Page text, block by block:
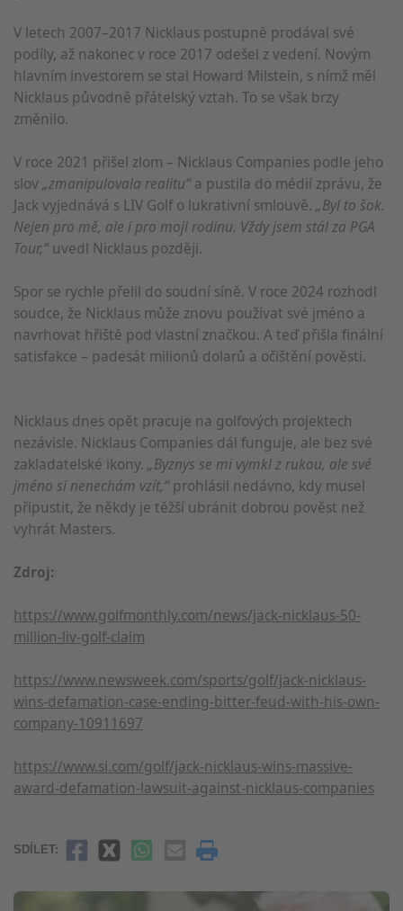
V letech 2007–2017 Nicklaus postupně prodával své
podíly, až nakonec v roce 2017 odešel z vedení. Novým
hlavním investorem se stal Howard Milstein, s nímž měl
Nicklaus původně přátelský vztah. To se však brzy
změnilo.
V roce 2021 přišel zlom – Nicklaus Companies podle jeho
slov„zmanipulovala realitu“a pustila do médií zprávu, že
Jack vyjednává s LIV Golf o lukrativní smlouvě. „Byl to šok.
Nejen pro mě, ale i pro moji rodinu. Vždy jsem stál za PGA
Tour,“uvedl Nicklaus později.
Spor se rychle přelil do soudní síně. V roce 2024 rozhodl
soudce, že Nicklaus může znovu používat své jméno a
navrhovat hřiště pod vlastní značkou. A teď přišla finální
satisfakce – padesát milionů dolarů a očištění pověsti.
Nicklaus dnes opět pracuje na golfových projektech
nezávisle. Nicklaus Companies dál funguje, ale bez své
zakladatelské ikony. „Byznys se mi vymkl z rukou, ale své
jméno si nenechám vzít,“prohlásil nedávno, kdy musel
připustit, že někdy je těžší ubránit dobrou pověst než
vyhrát Masters.
Zdroj:
https://www.golfmonthly.com/news/jack-nicklaus-50-
million-liv-golf-claim
https://www.newsweek.com/sports/golf/jack-nicklaus-
wins-defamation-case-ending-bitter-feud-with-his-own-
company-10911697
https://www.si.com/golf/jack-nicklaus-wins-massive-
award-defamation-lawsuit-against-nicklaus-companies
SDÍLET: